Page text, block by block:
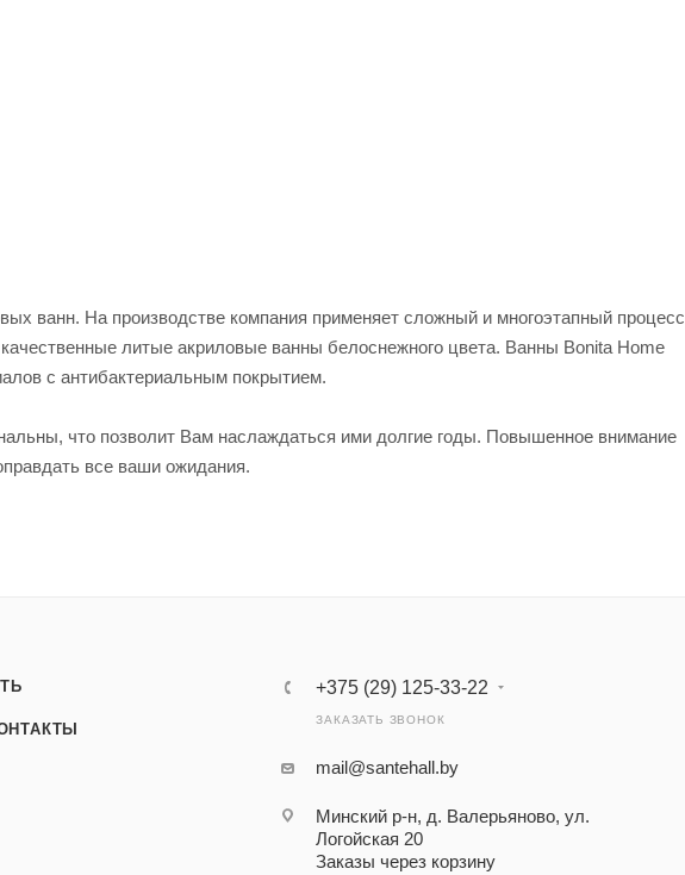
ванн. На производстве компания применяет сложный и многоэтапный процесс
качественные литые акриловые ванны белоснежного цвета. Ванны Bonita Home
с антибактериальным покрытием.
что позволит Вам наслаждаться ими долгие годы. Повышенное внимание
все ваши ожидания.
+375 (29) 125-33-22
ЗАКАЗАТЬ ЗВОНОК
mail@santehall.by
Минский р-н, д. Валерьяново, ул.
Логойская 20
Заказы через корзину